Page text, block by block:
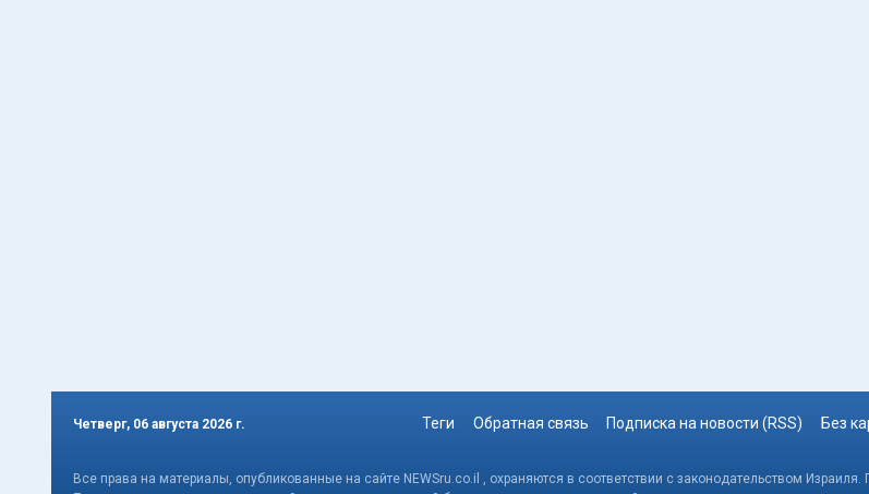
Четверг, 06 августа 2026 г. Теги Обратная связь Подписка на новости (RSS) Без
Все права на материалы, опубликованные на сайте NEWSru.co.il , охраняются в соответствии с законодательством